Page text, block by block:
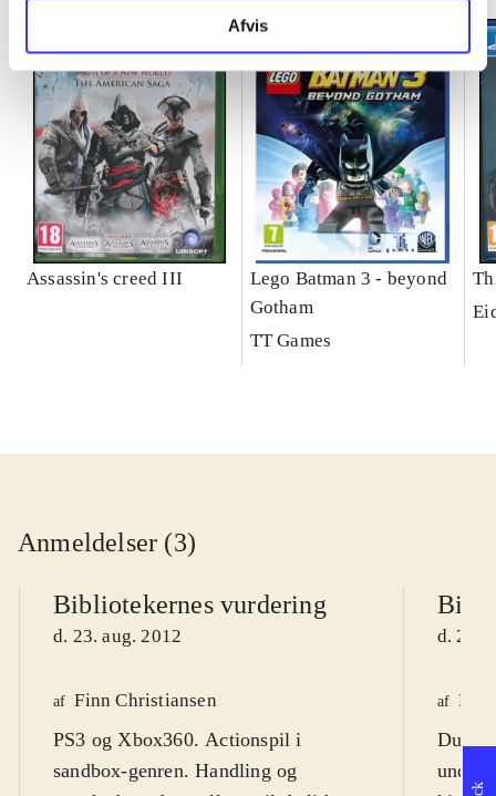
Afvis
Assassin's creed III
Lego Batman 3 - beyond
Gotham
TT Games
Anmeldelser (3)
Bibliotekernes vurdering
d. 23. aug. 2012
af Finn Christiansen
PS3 og Xbox360. Actionspil i
sandbox-genren. Handling og
d. 25.
af
Du er